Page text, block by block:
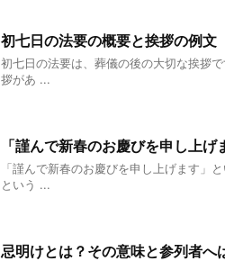
初七日の法要の概要と挨拶の例文
初七日の法要は、葬儀の後の大切な挨拶
拶があ ...
「謹んで新春のお慶びを申し上
「謹んで新春のお慶びを申し上げます」
という ...
忌明けとは？その意味と参列者へ